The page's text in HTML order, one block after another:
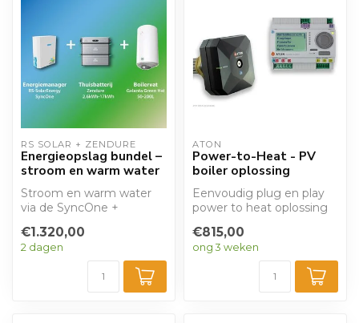
RS SOLAR + ZENDURE
Energieopslag bundel –
stroom en warm water
Stroom en warm water
via de SyncOne +
en zonnestroommang...
€1.320,00
2 dagen
ATON
Power-to-Heat - PV
boiler oplossing
Eenvoudig plug en play
power to heat oplossing
elektrisch verwarm...
€815,00
ong 3 weken